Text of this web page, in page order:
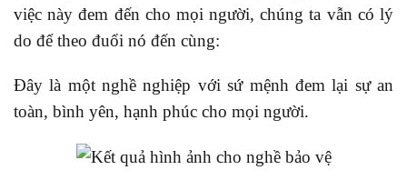
việc này đem đến cho mọi người, chúng ta vẫn có lý
do để theo đuổi nó đến cùng:
Đây là một nghề nghiệp với sứ mệnh đem lại sự an
toàn, bình yên, hạnh phúc cho mọi người.